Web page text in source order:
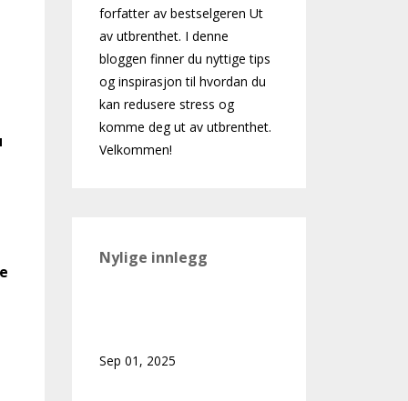
forfatter av bestselgeren Ut
av utbrenthet. I denne
bloggen finner du nyttige tips
og inspirasjon til hvordan du
kan redusere stress og
komme deg ut av utbrenthet.
Velkommen!
Nylige innlegg
Sep 01, 2025